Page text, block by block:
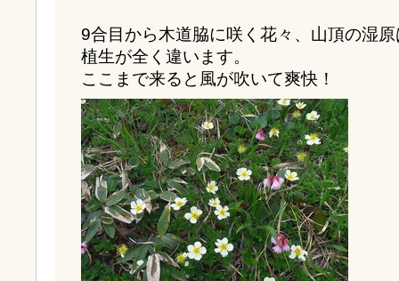
9合目から木道脇に咲く花々、山頂の湿原
植生が全く違います。
ここまで来ると風が吹いて爽快！